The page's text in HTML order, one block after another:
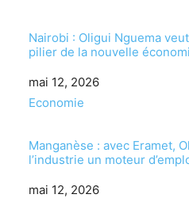
Nairobi : Oligui Nguema
pilier de la nouvelle
Date
mai 12, 2026
Par rapport à
Economie
Manganèse : avec Eramet,
l’industrie un moteur
Date
mai 12, 2026